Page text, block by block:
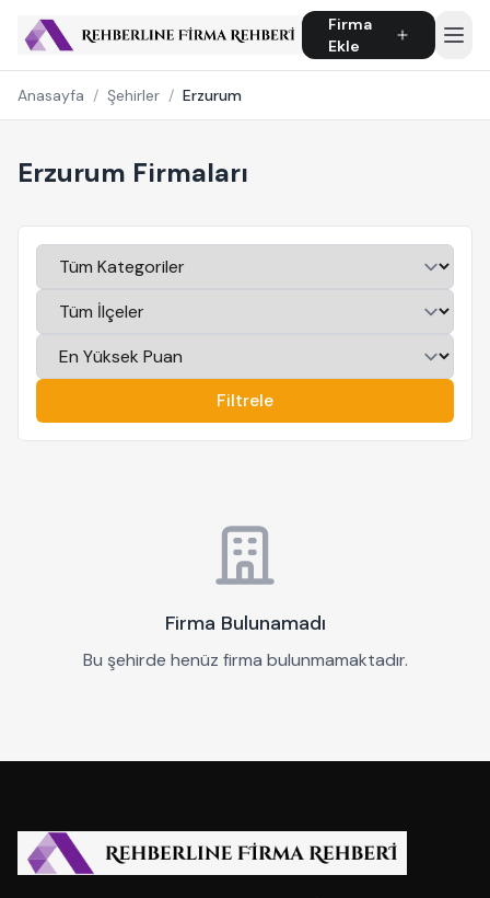
Firma
Ekle
Anasayfa / Şehirler / Erzurum
Erzurum Firmaları
Filtrele
Firma Bulunamadı
Bu şehirde henüz firma bulunmamaktadır.